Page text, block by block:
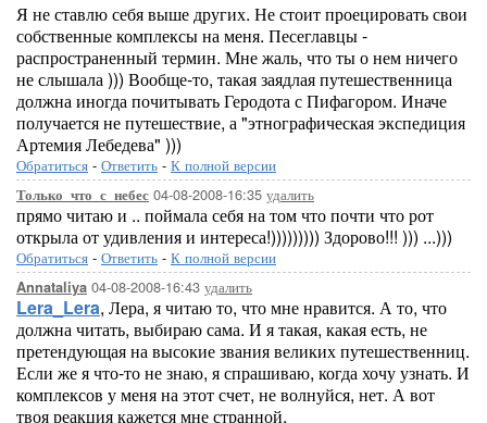
Я не ставлю себя выше других. Не стоит проецировать свои
собственные комплексы на меня. Песеглавцы -
распространенный термин. Мне жаль, что ты о нем ничего
не слышала ))) Вообще-то, такая заядлая путешественница
должна иногда почитывать Геродота с Пифагором. Иначе
получается не путешествие, а "этнографическая экспедиция
Артемия Лебедева" )))
Обратиться - Ответить - К полной версии
Только_что_с_небес 04-08-2008-16:35 удалить
прямо читаю и .. поймала себя на том что почти что рот
открыла от удивления и интереса!))))))))) Здорово!!! ))) ...)))
Обратиться - Ответить - К полной версии
Annataliya 04-08-2008-16:43 удалить
Lera_Lera, Лера, я читаю то, что мне нравится. А то, что
должна читать, выбираю сама. И я такая, какая есть, не
претендующая на высокие звания великих путешественниц.
Если же я что-то не знаю, я спрашиваю, когда хочу узнать. И
комплексов у меня на этот счет, не волнуйся, нет. А вот
твоя реакция кажется мне странной.